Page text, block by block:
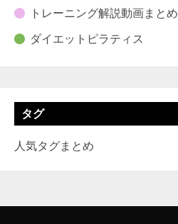
トレーニング解説動画まとめ
ダイエットピラティス
タグ
人気タグまとめ